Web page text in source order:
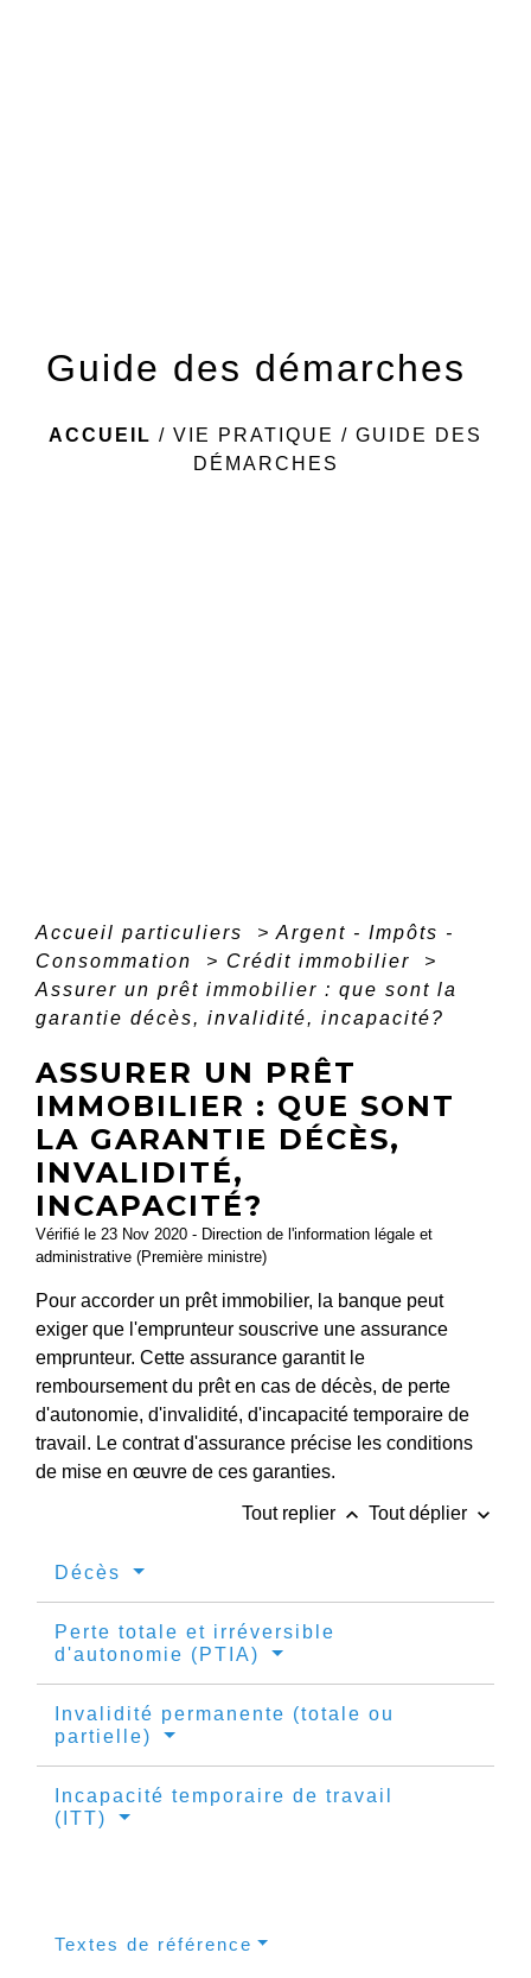
Guide des démarches
ACCUEIL / VIE PRATIQUE / GUIDE DES
DÉMARCHES
Accueil particuliers > Argent - Impôts -
Consommation
> Crédit immobilier
>
Assurer un prêt immobilier : que sont la
garantie décès, invalidité, incapacité?
ASSURER UN PRÊT
IMMOBILIER : QUE SONT
LA GARANTIE DÉCÈS,
INVALIDITÉ,
INCAPACITÉ?
Vérifié le 23 Nov 2020 - Direction de l'information légale et
administrative (Première ministre)
Pour accorder un prêt immobilier, la banque peut
exiger que l'emprunteur souscrive une assurance
emprunteur. Cette assurance garantit le
remboursement du prêt en cas de décès, de perte
d'autonomie, d'invalidité, d'incapacité temporaire de
travail. Le contrat d'assurance précise les conditions
de mise en œuvre de ces garanties.
Tout replier keyboard_arrow_up Tout déplier keyboard_arrow_down
Décès
Perte totale et irréversible
d'autonomie (PTIA)
Invalidité permanente (totale ou
partielle)
Incapacité temporaire de travail
(ITT)
Textes de référence